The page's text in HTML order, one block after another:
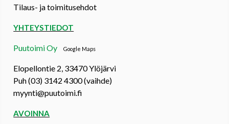
Tilaus- ja toimitusehdot
YHTEYSTIEDOT
Puutoimi OyGoogle Maps
Elopellontie 2, 33470 Ylöjärvi
Puh (03) 3142 4300 (vaihde)
myynti@puutoimi.fi
AVOINNA